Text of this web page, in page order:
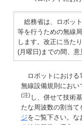
総務省は、ロボッ
等を行うための無線
します。改正に当た
(月曜日)までの間、意
ロボットにおける
無線設備規則におい
(注) し、併せて技術
たな周波数の割当
ジをご覧下さい。